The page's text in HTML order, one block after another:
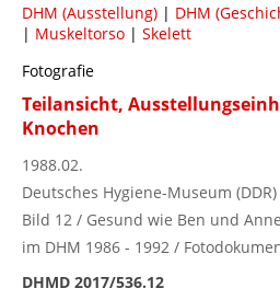
DHM (Ausstellung) | DHM
| Muskeltorso | Skelett
Fotografie
Teilansicht,
Knochen
1988.02.
Deutsches Hygiene-Museum (DDR)
Bild 12 / Gesund wie Ben und
im DHM 1986 - 1992 /
DHMD 2017/536.12